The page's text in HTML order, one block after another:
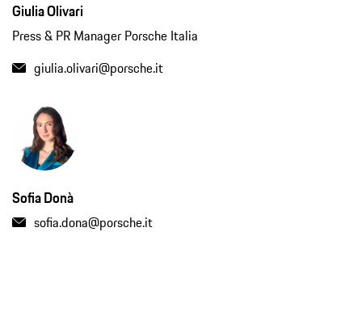
Giulia Olivari
Press & PR Manager Porsche Italia
giulia.olivari@porsche.it
Sofia Donà
sofia.dona@porsche.it